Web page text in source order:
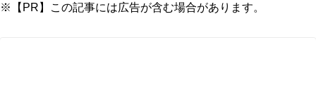
※【PR】この記事には広告が含む場合があります。